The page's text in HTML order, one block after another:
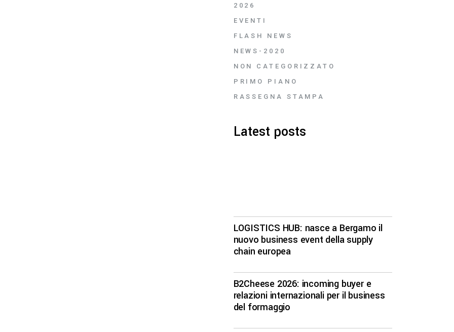
2026
EVENTI
FLASH NEWS
NEWS-2020
NON CATEGORIZZATO
PRIMO PIANO
RASSEGNA STAMPA
Latest posts
LOGISTICS HUB: nasce a Bergamo il
nuovo business event della supply
chain europea
B2Cheese 2026: incoming buyer e
relazioni internazionali per il business
del formaggio